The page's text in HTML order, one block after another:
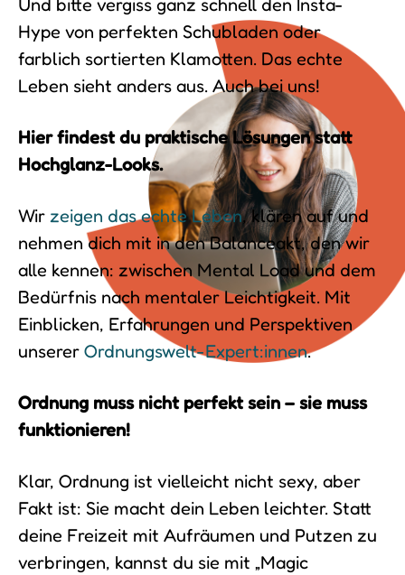
Und bitte vergiss ganz schnell den Insta-
Hype von perfekten Schubladen oder
farblich sortierten Klamotten. Das echte
Leben sieht anders aus. Auch bei uns!
Hier findest du praktische Lösungen statt
Hochglanz-Looks.
Wir zeigen das echte Leben, klären auf und
nehmen dich mit in den Balanceakt, den wir
alle kennen: zwischen Mental Load und dem
Bedürfnis nach mentaler Leichtigkeit. Mit
Einblicken, Erfahrungen und Perspektiven
unserer Ordnungswelt-Expert:innen.
Ordnung muss nicht perfekt sein – sie muss
funktionieren!
Klar, Ordnung ist vielleicht nicht sexy, aber
Fakt ist: Sie macht dein Leben leichter. Statt
deine Freizeit mit Aufräumen und Putzen zu
verbringen, kannst du sie mit „Magic